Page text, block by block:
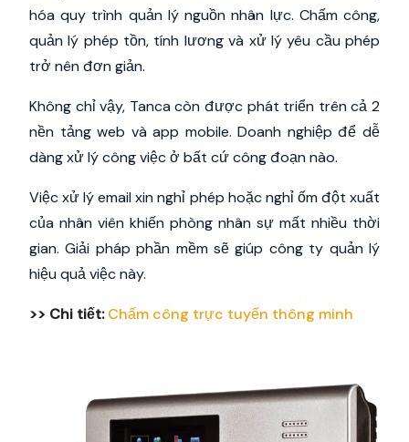
hóa quy trình quản lý nguồn nhân lực. Chấm công,
quản lý phép tồn, tính lương và xử lý yêu cầu phép
trở nên đơn giản.
Không chỉ vậy, Tanca còn được phát triển trên cả 2
nền tảng web và app mobile. Doanh nghiệp để dễ
dàng xử lý công việc ở bất cứ công đoạn nào.
Việc xử lý email xin nghỉ phép hoặc nghỉ ốm đột xuất
của nhân viên khiến phòng nhân sự mất nhiều thời
gian. Giải pháp phần mềm sẽ giúp công ty quản lý
hiệu quả việc này.
>> Chi tiết:Chấm công trực tuyến thông minh